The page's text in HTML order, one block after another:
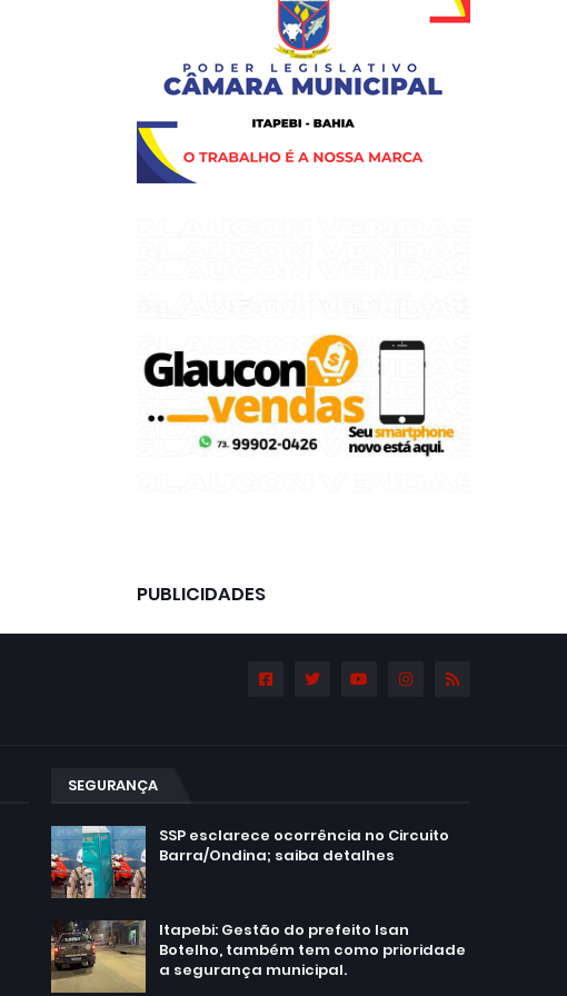
PUBLICIDADES
SEGURANÇA
SSP esclarece ocorrência no Circuito
Barra/Ondina; saiba detalhes
Itapebi: Gestão do prefeito Isan
Botelho, também tem como prioridade
a segurança municipal.